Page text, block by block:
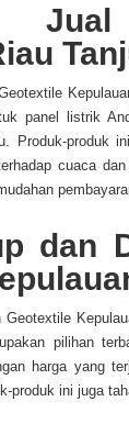
panel listrik
Produk-produk
cuaca
dan
pilihan
harga yang
produk ini juga